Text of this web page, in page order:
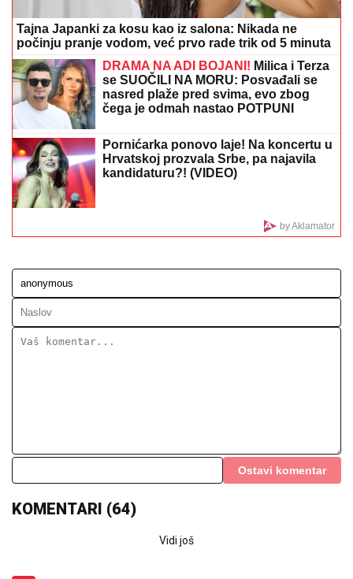
(FOTO) "AKO JE DETE PAMETNO, ZNA SE NA KOGA
JE - NA TETKU"
malom Ilijanu, Anastasija odmah reagovala
IVAN MARINKOVIĆ JE ZA NJOM
lepotica koju smo gledali u "Farmi",
tragedija ju je slomila
sponzora?